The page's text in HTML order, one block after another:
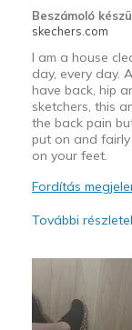
Sizing
View On Shoes
Beszámoló
skechers.com
I am a house
day, every day.
have back, hip
sketchers, this
the back pain
put on and
on your feet.
Fordítás
További
Breathe Well